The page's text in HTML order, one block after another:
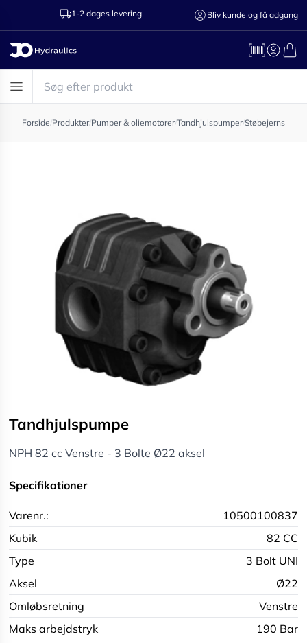
1-2 dages levering Ring til os
Bliv kunde og få adgang
Forside/Produkter/Pumper & oliemotorer/Tandhjulspumper/
Tandhjulspumpe
NPH 82 cc Venstre - 3 Bolte Ø22 aksel
Specifikationer
Varenr.:
10500100837
Kubik
82 CC
Type
3 Bolt UNI
Aksel
Ø22
Omløbsretning
Venstre
Maks arbejdstryk
190 Bar